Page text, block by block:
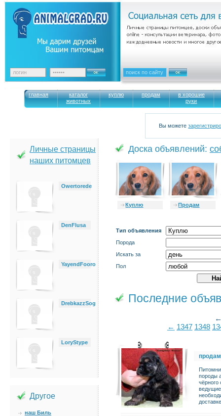
главная
каталог
животных
куплю продам
в хорошие
руки
Вы можете
Личные страницы
наших питомцев
Owertorede
DenFlusa
YayendFooro
DrebkazzSog
LoryStype
Другое
наш Биль
Доска объявлений:
Куплю Продам
Тип объявления
Порода
Искать за
Пол
Последние
← 1347 1348
продам
породы
чёрного